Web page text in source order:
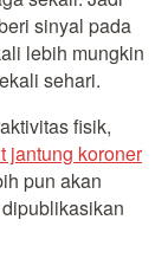
sinyal pada
lebih mungkin
sehari.
fisik,
jantung koroner
pun akan